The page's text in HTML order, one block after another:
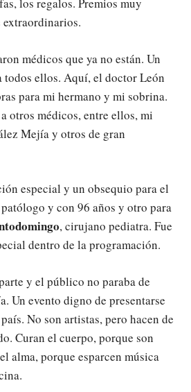
los regalos. Premios muy
extraordinarios.
médicos que ya no están. Un
todos ellos. Aquí, el doctor León
para mi hermano y mi sobrina.
otros médicos, entre ellos, mi
Mejía y otros de gran
especial y un obsequio para el
y con 96 años y otro para
, cirujano pediatra. Fue
dentro de la programación.
y el público no paraba de
Un evento digno de presentarse
No son artistas, pero hacen de
Curan el cuerpo, porque son
alma, porque esparcen música